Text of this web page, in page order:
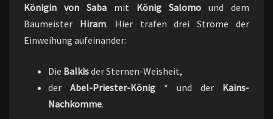
Königin von Saba mit König Salomo und dem
Baumeister Hiram. Hier trafen drei Ströme der
Einweihung aufeinander:
Die Balkisder Sternen-Weisheit,
der Abel-Priester-König * und der Kains-
Nachkomme.